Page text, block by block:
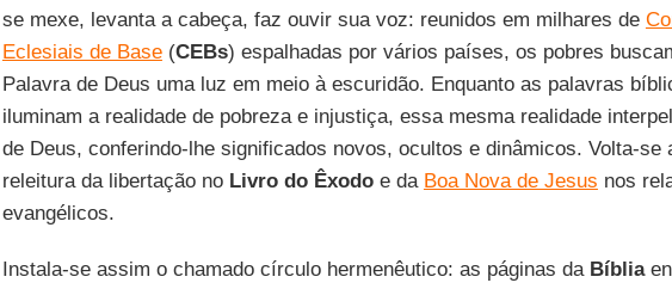
se mexe, levanta a cabeça, faz ouvir sua voz: reunidos em milhares de
Eclesiais de Base(CEBs) espalhadas por vários países, os pobres
Palavra de Deus uma luz em meio à escuridão. Enquanto as palavras
iluminam a realidade de pobreza e injustiça, essa mesma realidade
de Deus, conferindo-lhe significados novos, ocultos e dinâmicos. Volta-se
releitura da libertação no Livro do Êxodoe da Boa Nova de Jesus nos
evangélicos.
Instala-se assim o chamado círculo hermenêutico: as páginas da Bíblia